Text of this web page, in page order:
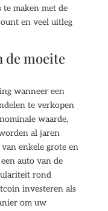
maken met de
en veel uitleg
de moeite
wanneer een
te verkopen
waarde,
al jaren
enkele grote en
auto van de
rond
investeren als
om uw